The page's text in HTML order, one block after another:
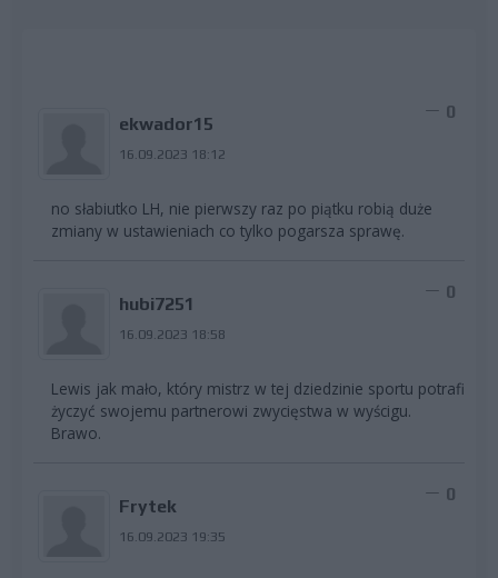
ekwador15
16.09.2023 18:12
0
no słabiutko LH, nie pierwszy raz po piątku robią duże
zmiany w ustawieniach co tylko pogarsza sprawę.
hubi7251
16.09.2023 18:58
0
Lewis jak mało, który mistrz w tej dziedzinie sportu potrafi
życzyć swojemu partnerowi zwycięstwa w wyścigu.
Brawo.
Frytek
16.09.2023 19:35
0